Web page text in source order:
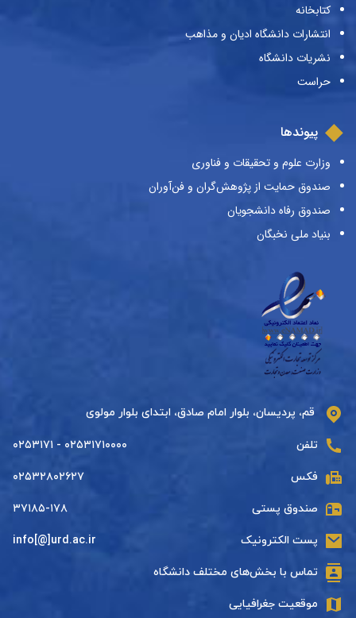
کتابخانه
انتشارات دانشگاه ادیان و مذاهب
نشریات دانشگاه
حراست
پیوندها
وزارت علوم و تحقیقات و فناوری
صندوق حمایت از پژوهش‌گران و فن‌آوران
صندوق رفاه دانشجویان
بنیاد ملی نخبگان
قم، پردیسان، بلوار امام صادق، ابتدای بلوار مولوی
تلفن ۰۲۵۳۱۷۱۰۰۰۰ - ۰۲۵۳۱۷۱
فکس ۰۲۵۳۲۸۰۲۶۲۷
صندوق پستی ۳۷۱۸۵-۱۷۸
پست الکترونیک info[@]urd.ac.ir
تماس با بخش‌های مختلف دانشگاه
موقعیت جغرافیایی